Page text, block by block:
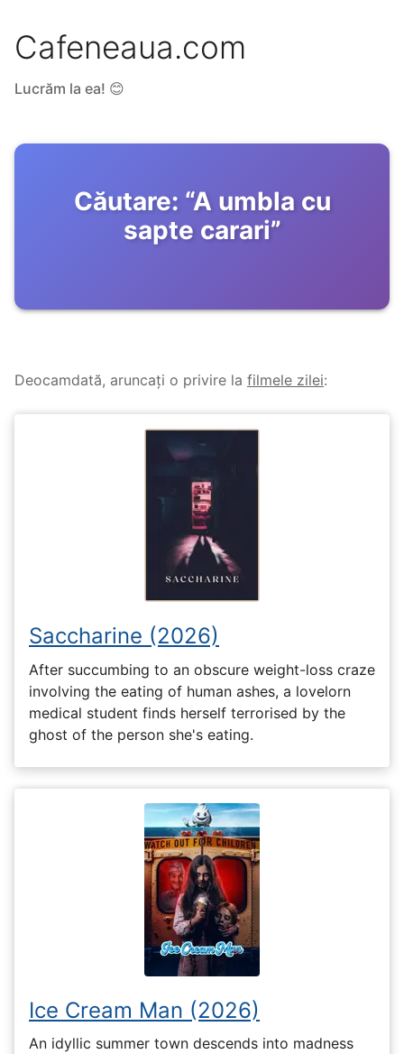
Cafeneaua.com
Lucrăm la ea! 😊
Căutare: “A umbla cu
sapte carari”
Deocamdată, aruncați o privire la filmele zilei:
Saccharine (2026)
After succumbing to an obscure weight-loss craze
involving the eating of human ashes, a lovelorn
medical student finds herself terrorised by the
ghost of the person she's eating.
Ice Cream Man (2026)
An idyllic summer town descends into madness